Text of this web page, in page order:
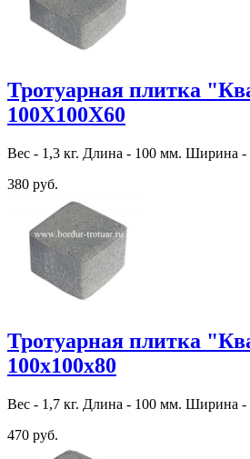
Тротуарная плитка
100Х100Х60
Вес - 1,3 кг. Длина - 100 мм. Ширина
380 руб.
Тротуарная плитка
100х100х80
Вес - 1,7 кг. Длина - 100 мм. Ширина
470 руб.